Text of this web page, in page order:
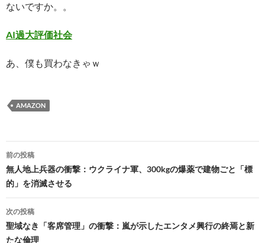
ないですか。。
AI過大評価社会
あ、僕も買わなきゃｗ
AMAZON
投
稿
ナ
ビ
ゲ
前の投稿
無人地上兵器の衝撃：ウクライナ軍、300kgの爆薬で建物ごと「標
的」を消滅させる
次の投稿
聖域なき「客席管理」の衝撃：嵐が示したエンタメ興行の終焉と新
たな倫理